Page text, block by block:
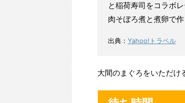
と稲荷寿司をコラボ
肉そぼろ煮と煮卵で
出典： Yahoo!トラベル
大間のまぐろをいただけ